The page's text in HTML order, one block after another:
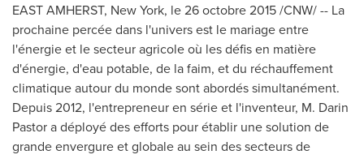
EAST AMHERST, New York, le 26 octobre 2015 /CNW/ -- La
prochaine percée dans l'univers est le mariage entre
l'énergie et le secteur agricole où les défis en matière
d'énergie, d'eau potable, de la faim, et du réchauffement
climatique autour du monde sont abordés simultanément.
Depuis 2012, l'entrepreneur en série et l'inventeur, M. Darin
Pastor a déployé des efforts pour établir une solution de
grande envergure et globale au sein des secteurs de